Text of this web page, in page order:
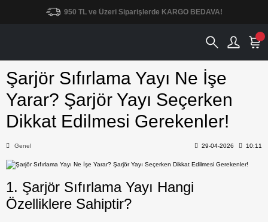
950 TL ve Üzeri Siparişlerde KARGO BEDAVA!
Şarjör Sıfırlama Yayı Ne İşe
Yarar? Şarjör Yayı Seçerken
Dikkat Edilmesi Gerekenler!
Genel 29-04-2026 10:11
1. Şarjör Sıfırlama Yayı Hangi
Özelliklere Sahiptir?